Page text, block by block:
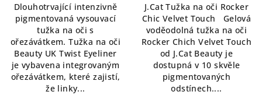
z
5
hvězdiček.
Dlouhotrvající intenzivně
pigmentovaná vysouvací
tužka na oči s
ořezávátkem. Tužka na oči
Beauty UK Twist Eyeliner
je vybavena integrovaným
ořezávátkem, které zajistí,
že linky...
z
5
hvězdiček.
J.Cat Tužka na oči Rocker
Chic Velvet Touch Gelová
voděodolná tužka na oči
Rocker Chich Velvet Touch
od J.Cat Beauty je
dostupná v 10 skvěle
pigmentovaných
odstínech....